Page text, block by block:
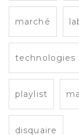
marché
technologies
playlist
disquaire